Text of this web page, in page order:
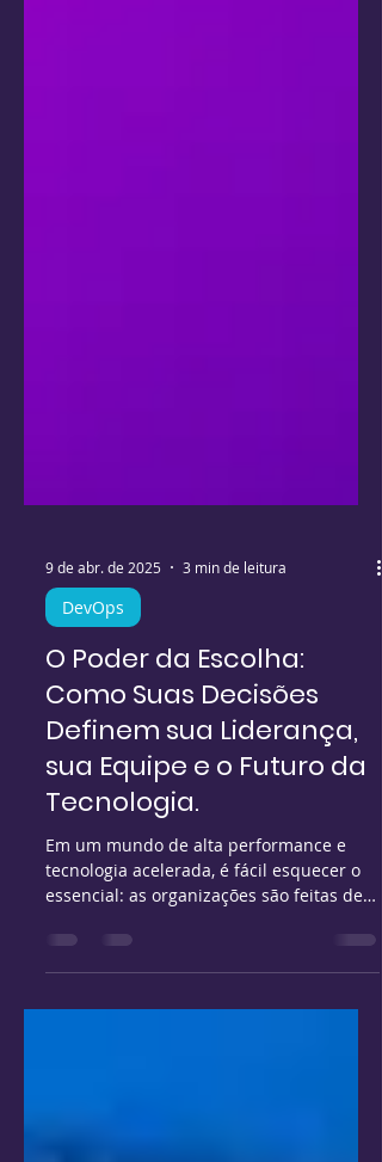
9 de abr. de 2025
DevOps
O Poder da Escolha:
Como Suas Decisões
Definem sua Liderança,
sua Equipe e o Futuro da
Tecnologia.
Em um mundo de alta performance e
tecnologia acelerada, é fácil esquecer o
pessoas . Por trás de...